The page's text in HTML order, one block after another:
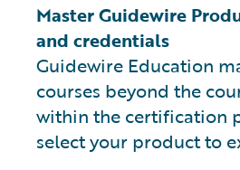
Master Guidewire
and credentials
Guidewire Education
courses beyond the
within the certification
select your product to